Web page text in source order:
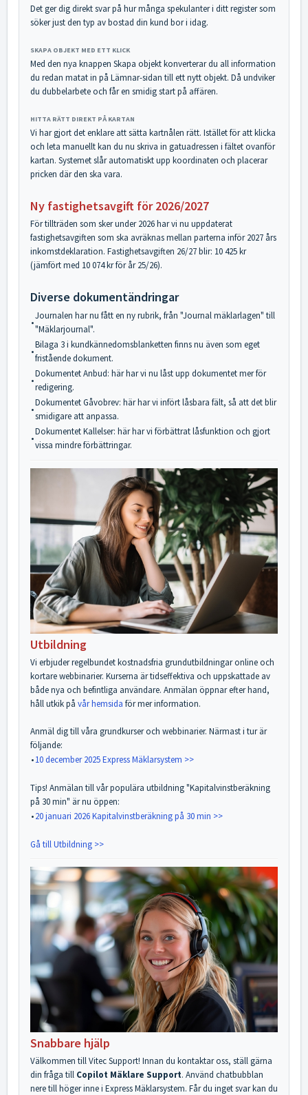
Det ger dig direkt svar på hur många spekulanter i ditt register som
söker just den typ av bostad din kund bor i idag.
SKAPA OBJEKT MED ETT KLICK
Med den nya knappen Skapa objekt konverterar du all information
du redan matat in på Lämnar-sidan till ett nytt objekt. Då undviker
du dubbelarbete och får en smidig start på affären.
HITTA RÄTT DIREKT PÅ KARTAN
Vi har gjort det enklare att sätta kartnålen rätt. Istället för att klicka
och leta manuellt kan du nu skriva in gatuadressen i fältet ovanför
kartan. Systemet slår automatiskt upp koordinaten och placerar
pricken där den ska vara.
Ny fastighetsavgift för 2026/2027
För tillträden som sker under 2026 har vi nu uppdaterat
fastighetsavgiften som ska avräknas mellan parterna inför 2027 års
inkomstdeklaration. Fastighetsavgiften 26/27 blir: 10 425 kr
(jämfört med 10 074 kr för år 25/26).
Diverse dokumentändringar
•
Journalen har nu fått en ny rubrik, från "Journal mäklarlagen" till
"Mäklarjournal".
•
Bilaga 3 i kundkännedomsblanketten finns nu även som eget
fristående dokument.
•
Dokumentet Anbud: här har vi nu låst upp dokumentet mer för
redigering.
•
Dokumentet Gåvobrev: här har vi infört låsbara fält, så att det blir
smidigare att anpassa.
•
Dokumentet Kallelser: här har vi förbättrat låsfunktion och gjort
vissa mindre förbättringar.
Utbildning
Vi erbjuder regelbundet kostnadsfria grundutbildningar online och
kortare webbinarier. Kurserna är tidseffektiva och uppskattade av
både nya och befintliga användare. Anmälan öppnar efter hand,
håll utkik på vår hemsida för mer information.
Anmäl dig till våra grundkurser och webbinarier. Närmast i tur är
följande:
•10 december 2025 Express Mäklarsystem >>
Tips! Anmälan till vår populära utbildning "Kapitalvinstberäkning
på 30 min" är nu öppen:
•20 januari 2026 Kapitalvinstberäkning på 30 min >>
Gå till Utbildning >>
Snabbare hjälp
Välkommen till Vitec Support! Innan du kontaktar oss, ställ gärna
din fråga till Copilot Mäklare Support. Använd chatbubblan
nere till höger inne i Express Mäklarsystem. Får du inget svar kan du